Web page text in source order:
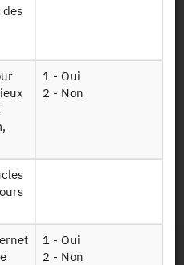
1 - Oui
2 - Non
1 - Oui
2 - Non
l'oubli de certains trajets
précision les heures de
des informations que les
pas fournir (trajets très
d'attente, vitesse, choix
CASD.14.1448.V1